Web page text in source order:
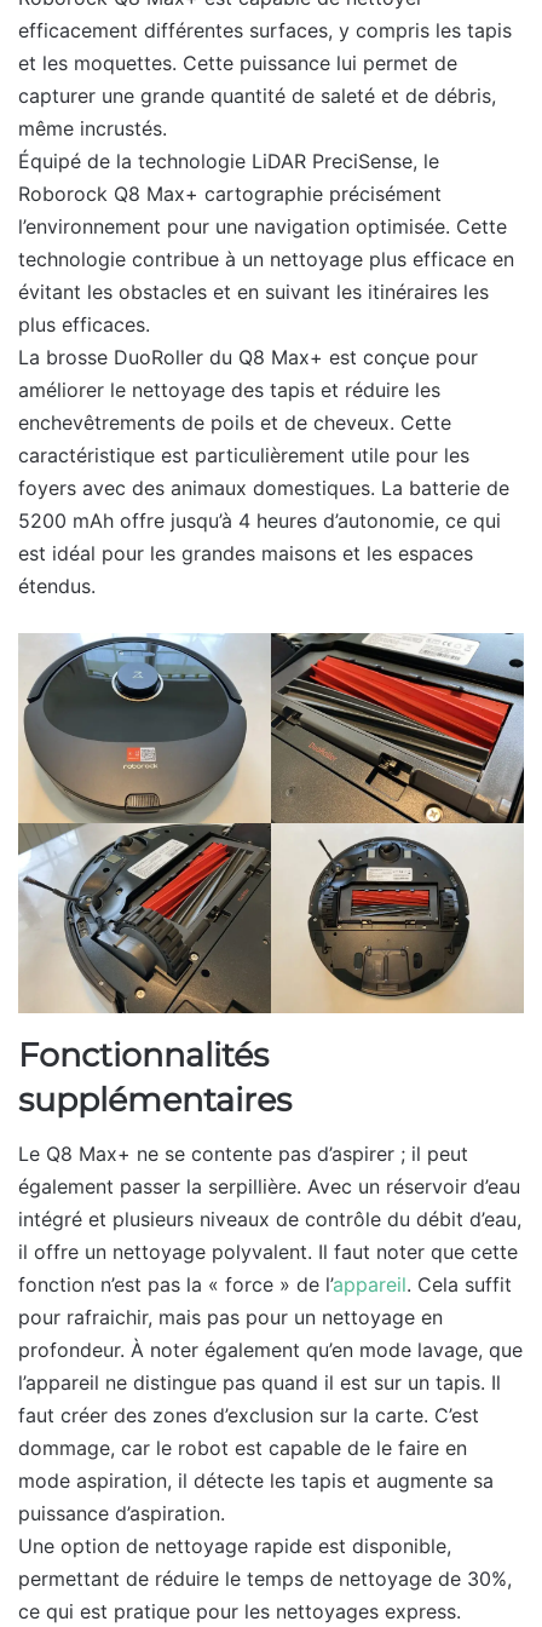
efficacement différentes surfaces, y compris les tapis
et les moquettes. Cette puissance lui permet de
capturer une grande quantité de saleté et de débris,
même incrustés.
Équipé de la technologie LiDAR PreciSense, le
Roborock Q8 Max+ cartographie précisément
l’environnement pour une navigation optimisée. Cette
technologie contribue à un nettoyage plus efficace en
évitant les obstacles et en suivant les itinéraires les
plus efficaces.
La brosse DuoRoller du Q8 Max+ est conçue pour
améliorer le nettoyage des tapis et réduire les
enchevêtrements de poils et de cheveux. Cette
caractéristique est particulièrement utile pour les
foyers avec des animaux domestiques. La batterie de
5200 mAh offre jusqu’à 4 heures d’autonomie, ce qui
est idéal pour les grandes maisons et les espaces
étendus.
Fonctionnalités
supplémentaires
Le Q8 Max+ ne se contente pas d’aspirer ; il peut
également passer la serpillière. Avec un réservoir d’eau
intégré et plusieurs niveaux de contrôle du débit d’eau,
il offre un nettoyage polyvalent. Il faut noter que cette
fonction n’est pas la « force » de l’appareil. Cela suffit
pour rafraichir, mais pas pour un nettoyage en
profondeur. À noter également qu’en mode lavage, que
l’appareil ne distingue pas quand il est sur un tapis. Il
faut créer des zones d’exclusion sur la carte. C’est
dommage, car le robot est capable de le faire en
mode aspiration, il détecte les tapis et augmente sa
puissance d’aspiration.
Une option de nettoyage rapide est disponible,
permettant de réduire le temps de nettoyage de 30%,
ce qui est pratique pour les nettoyages express.